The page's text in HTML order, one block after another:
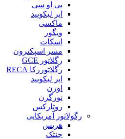
بی او سی
ایر لیکویید
ماکسی
ویگور
اسکات
مسر اسپکترون
رگلاتور GCE
رگلاتوررکا RECA
ایر لیکویید
اورن
نورگرن
روتارکس
رگولاتور آمریکایی
هریس
جنتک